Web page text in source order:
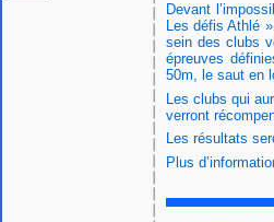
Devant
Les défis Athlé
sein des clubs
épreuves
50m, le saut en
Les clubs qui
verront
Les résultats
Plus